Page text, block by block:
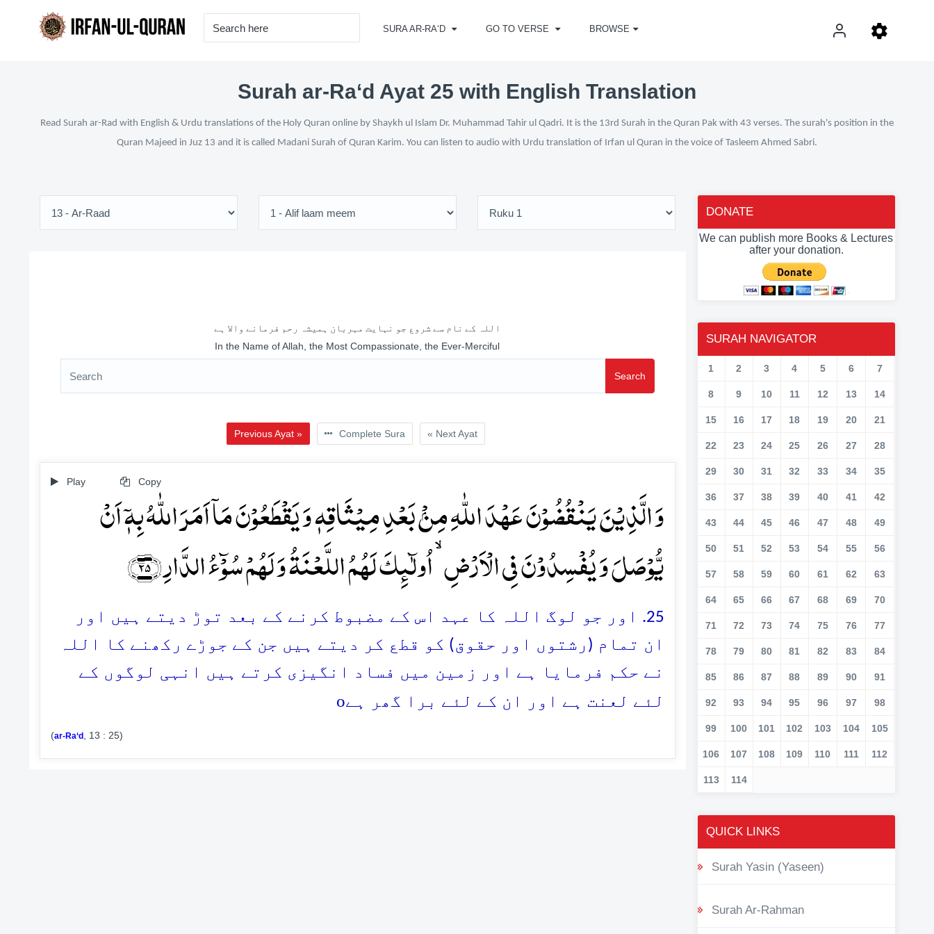
SURA AR-RA‘D GO TO VERSE BROWSE
Surah ar-Ra‘d Ayat 25 with English Translation
Read Surah ar-Rad with English & Urdu translations of the Holy Quran online by Shaykh ul Islam Dr. Muhammad Tahir ul Qadri. It is the 13rd Surah in the Quran Pak with 43 verses. The surah's position in the
Quran Majeed in Juz 13 and it is called Madani Surah of Quran Karim. You can listen to audio with Urdu translation of Irfan ul Quran in the voice of Tasleem Ahmed Sabri.
اللہ کے نام سے شروع جو نہایت مہربان ہمیشہ رحم فرمانے والا ہے
In the Name of Allah, the Most Compassionate, the Ever-Merciful
Search
Previous Ayat » Complete Sura « Next Ayat
Play Copy
وَ الَّذِیۡنَ یَنۡقُضُوۡنَ عَہۡدَ اللّٰہِ مِنۡۢ بَعۡدِ مِیۡثَاقِہٖ وَ یَقۡطَعُوۡنَ مَاۤ اَمَرَ اللّٰہُ بِہٖۤ اَنۡ
یُّوۡصَلَ وَ یُفۡسِدُوۡنَ فِی الۡاَرۡضِ ۙ اُولٰٓئِکَ لَہُمُ اللَّعۡنَۃُ وَ لَہُمۡ سُوۡٓءُ الدَّارِ ﴿۲۵﴾
25. اور جو لوگ اللہ کا عہد اس کے مضبوط کرنے کے بعد توڑ دیتے ہیں اور
ان تمام (رشتوں اور حقوق) کو قطع کر دیتے ہیں جن کے جوڑے رکھنے کا اللہ
نے حکم فرمایا ہے اور زمین میں فساد انگیزی کرتے ہیں انہی لوگوں کے
لئے لعنت ہے اور ان کے لئے برا گھر ہےo
(ar-Ra‘d, 13 : 25)
DONATE
We can publish more Books & Lectures
after your donation.
SURAH NAVIGATOR
1 2 3 4 5 6 7
8 9 10 11 12 13 14
15 16 17 18 19 20 21
22 23 24 25 26 27 28
29 30 31 32 33 34 35
36 37 38 39 40 41 42
43 44 45 46 47 48 49
50 51 52 53 54 55 56
57 58 59 60 61 62 63
64 65 66 67 68 69 70
71 72 73 74 75 76 77
78 79 80 81 82 83 84
85 86 87 88 89 90 91
92 93 94 95 96 97 98
99 100 101 102 103 104 105
106 107 108 109 110 111 112
113 114
QUICK LINKS
Surah Yasin (Yaseen)
Surah Ar-Rahman